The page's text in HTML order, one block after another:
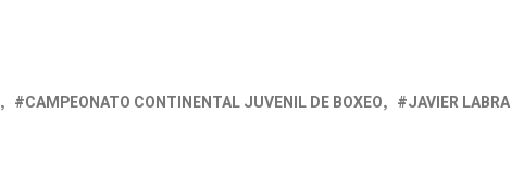
CAMPEONATO CONTINENTAL JUVENIL DE BOXEO JAVIER LABRA